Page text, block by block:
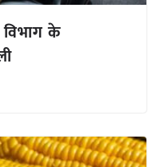
विभाग के